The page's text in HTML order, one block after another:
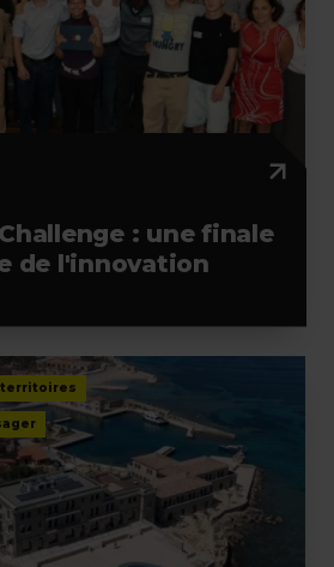
: une finale
de l'innovation
territoires